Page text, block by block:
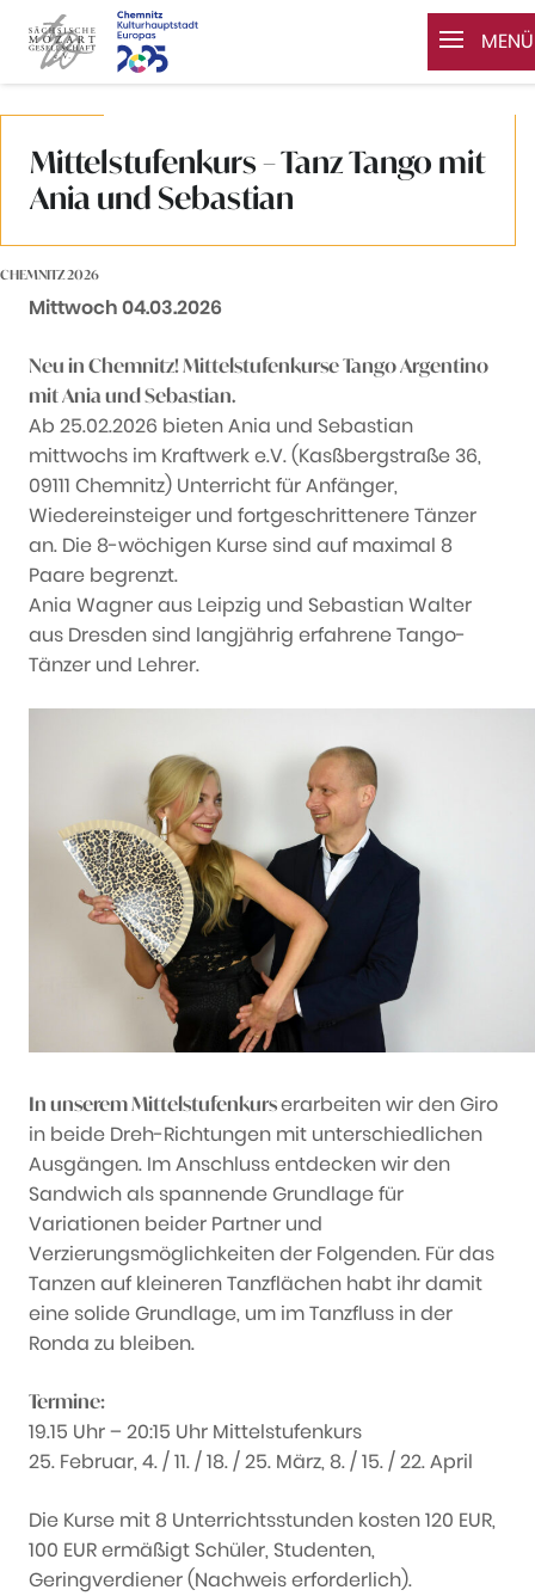
MENÜ
Mittelstufenkurs – Tanz Tango mit
Ania und Sebastian
CHEMNITZ 2026
Datum:
Mittwoch 04.03.2026
Neu in Chemnitz! Mittelstufenkurse Tango Argentino
mit Ania und Sebastian.
Ab 25.02.2026 bieten Ania und Sebastian
mittwochs im Kraftwerk e.V. (Kasßbergstraße 36,
09111 Chemnitz) Unterricht für Anfänger,
Wiedereinsteiger und fortgeschrittenere Tänzer
an. Die 8-wöchigen Kurse sind auf maximal 8
Paare begrenzt.
Ania Wagner aus Leipzig und Sebastian Walter
aus Dresden sind langjährig erfahrene Tango-
Tänzer und Lehrer.
In unserem Mittelstufenkurserarbeiten wir den Giro
in beide Dreh-Richtungen mit unterschiedlichen
Ausgängen. Im Anschluss entdecken wir den
Sandwich als spannende Grundlage für
Variationen beider Partner und
Verzierungsmöglichkeiten der Folgenden. Für das
Tanzen auf kleineren Tanzflächen habt ihr damit
eine solide Grundlage, um im Tanzfluss in der
Ronda zu bleiben.
Termine:
19.15 Uhr – 20:15 Uhr Mittelstufenkurs
25. Februar, 4. / 11. / 18. / 25. März, 8. / 15. / 22. April
Die Kurse mit 8 Unterrichtsstunden kosten 120 EUR,
100 EUR ermäßigt Schüler, Studenten,
Geringverdiener (Nachweis erforderlich).